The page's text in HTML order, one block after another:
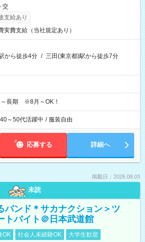
交
支給あり
実費支給（当社規定あり）
から徒歩4分 / 三田(東京都)駅から徒歩7分
～長期 ※8月～OK！
40～50代活躍中 / 服装自由
応募する 詳細へ
掲載日：2026.08.03
未読
バンド＊サカナクション＞ツ
トバイト＠日本武道館
OK 社会人未経験OK
大学生歓迎